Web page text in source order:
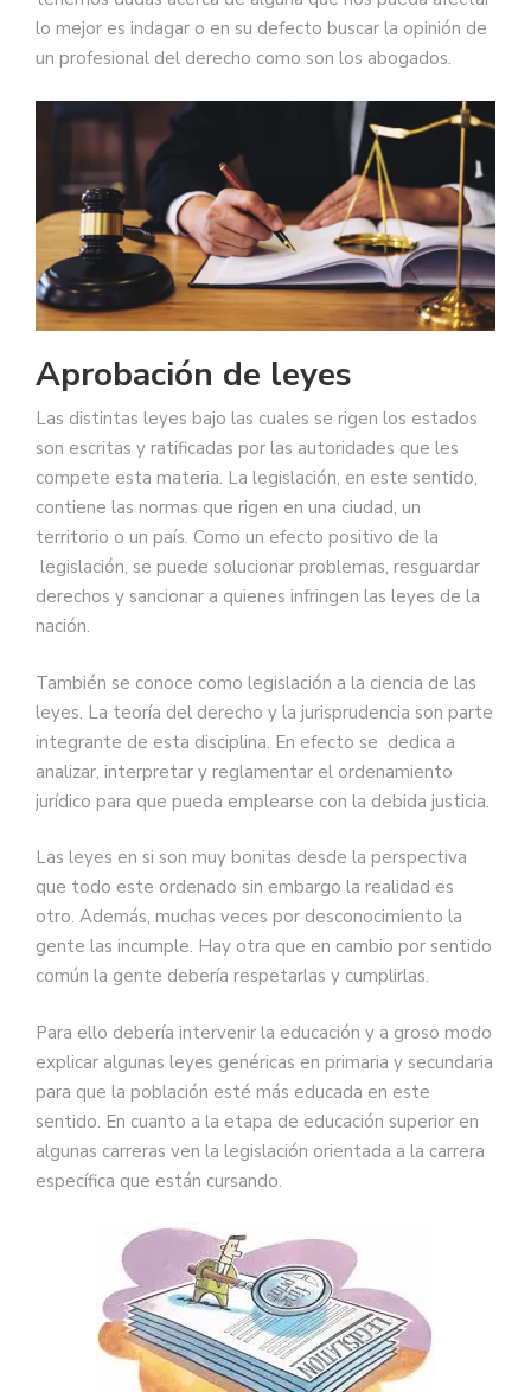
lo mejor es indagar o en su defecto buscar la opinión de
un profesional del derecho como son los abogados.
Aprobación de leyes
Las distintas leyes bajo las cuales se rigen los estados
son escritas y ratificadas por las autoridades que les
compete esta materia. La legislación, en este sentido,
contiene las normas que rigen en una ciudad, un
territorio o un país. Como un efecto positivo de la
legislación, se puede solucionar problemas, resguardar
derechos y sancionar a quienes infringen las leyes de la
nación.
También se conoce como legislación a la ciencia de las
leyes. La teoría del derecho y la jurisprudencia son parte
integrante de esta disciplina. En efecto se dedica a
analizar, interpretar y reglamentar el ordenamiento
jurídico para que pueda emplearse con la debida justicia.
Las leyes en si son muy bonitas desde la perspectiva
que todo este ordenado sin embargo la realidad es
otro. Además, muchas veces por desconocimiento la
gente las incumple. Hay otra que en cambio por sentido
común la gente debería respetarlas y cumplirlas.
Para ello debería intervenir la educación y a groso modo
explicar algunas leyes genéricas en primaria y secundaria
para que la población esté más educada en este
sentido. En cuanto a la etapa de educación superior en
algunas carreras ven la legislación orientada a la carrera
específica que están cursando.